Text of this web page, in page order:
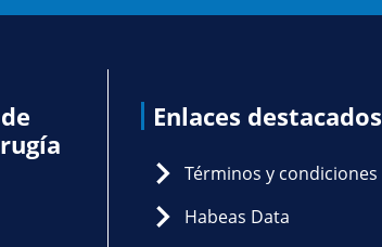
Enlaces destacados
Términos y condiciones
Habeas Data